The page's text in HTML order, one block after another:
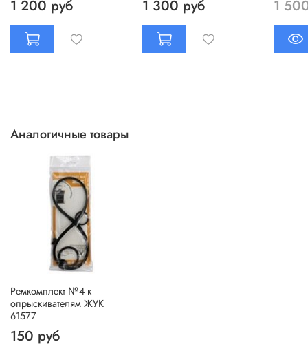
1 200 руб 1 300 руб 1
Аналогичные товары
Ремкомплект №4 к
опрыскивателям ЖУК
61577
150 руб